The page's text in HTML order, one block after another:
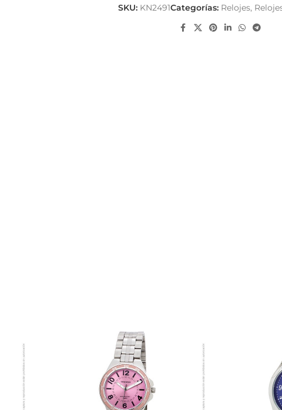
SKU: KN2491Categorías: Relojes,